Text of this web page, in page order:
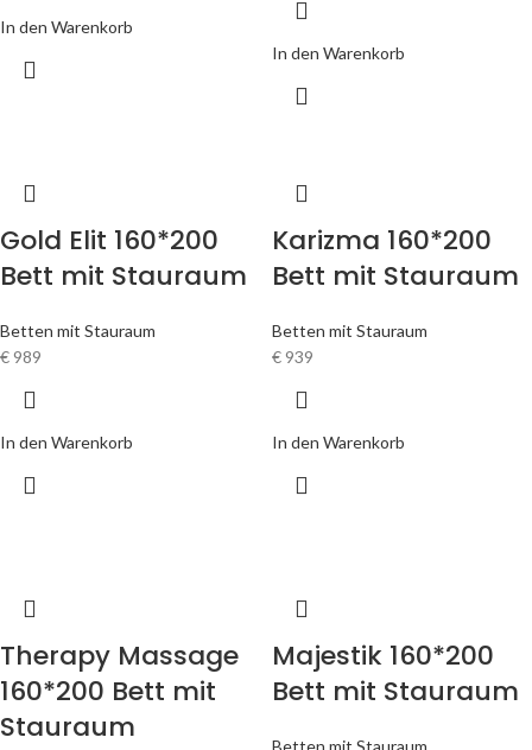
In den Warenkorb
In den Warenkorb
Gold Elit 160*200
Bett mit Stauraum
Betten mit Stauraum
€ 989
In den Warenkorb
Karizma 160*200
Bett mit Stauraum
Betten mit Stauraum
€ 939
In den Warenkorb
Therapy Massage
160*200 Bett mit
Stauraum
Majestik 160*200
Bett mit Stauraum
Betten mit Stauraum